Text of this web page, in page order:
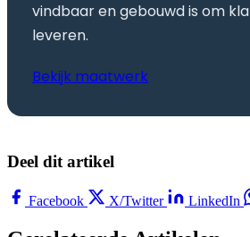
vindbaar en gebouwd is om
leveren.
Bekijk maatwerk
Deel dit artikel
Facebook X/Twitter LinkedIn